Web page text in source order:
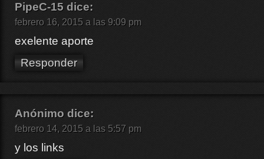
PipeC-15 dice:
febrero 16, 2015 a las 9:09 pm
exelente aporte
Responder
Anónimo dice:
febrero 14, 2015 a las 5:57 pm
y los links